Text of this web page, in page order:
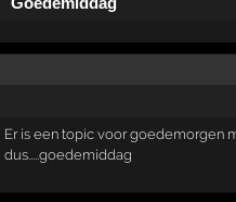
Er is een topic voor goedemorgen
dus.....goedemiddag